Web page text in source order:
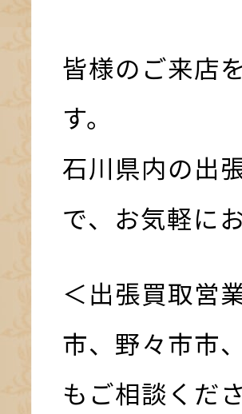
皆様のご来店
す。
石川県内の出
で、お気軽に
＜出張買取営
市、野々市市
もご相談くださ